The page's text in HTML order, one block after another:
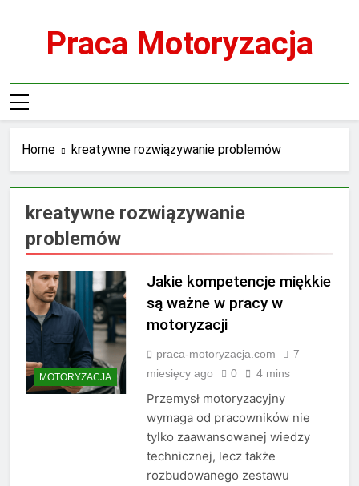
Praca Motoryzacja
Home kreatywne rozwiązywanie problemów
kreatywne rozwiązywanie
problemów
MOTORYZACJA
Jakie kompetencje miękkie
są ważne w pracy w
motoryzacji
praca-motoryzacja.com
7
miesięcy ago
0 4 mins
Przemysł motoryzacyjny
wymaga od pracowników nie
tylko zaawansowanej wiedzy
technicznej, lecz także
rozbudowanego zestawu